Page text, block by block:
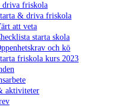
driva friskola
& driva friskola
att veta
starta skola
och kö
friskola kurs 2023
aktiviteter